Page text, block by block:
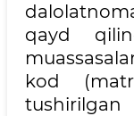
qayd
kod